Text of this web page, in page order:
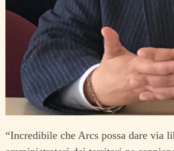
“Incredibile che Arcs possa dare via